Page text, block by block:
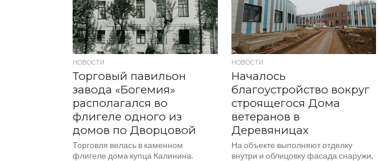
НОВОСТИ
Торговый павильон
завода «Богемия»
располагался во
флигеле одного из
домов по Дворцовой
Торговля велась в каменном
флигеле дома купца Калинина.
НОВОСТИ
Началось
благоустройство вокруг
строящегося Дома
ветеранов в
Деревяницах
На объекте выполняют отделку
внутри и облицовку фасада снаружи.